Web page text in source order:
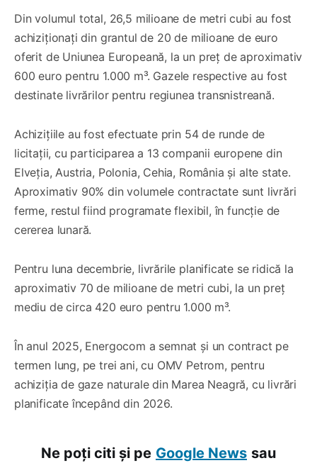
Din volumul total, 26,5 milioane de metri cubi au fost
achiziționați din grantul de 20 de milioane de euro
oferit de Uniunea Europeană, la un preț de aproximativ
600 euro pentru 1.000 m³. Gazele respective au fost
destinate livrărilor pentru regiunea transnistreană.
Achizițiile au fost efectuate prin 54 de runde de
licitații, cu participarea a 13 companii europene din
Elveția, Austria, Polonia, Cehia, România și alte state.
Aproximativ 90% din volumele contractate sunt livrări
ferme, restul fiind programate flexibil, în funcție de
cererea lunară.
Pentru luna decembrie, livrările planificate se ridică la
aproximativ 70 de milioane de metri cubi, la un preț
mediu de circa 420 euro pentru 1.000 m³.
În anul 2025, Energocom a semnat și un contract pe
termen lung, pe trei ani, cu OMV Petrom, pentru
achiziția de gaze naturale din Marea Neagră, cu livrări
planificate începând din 2026.
Ne poți citi și pe Google News sau